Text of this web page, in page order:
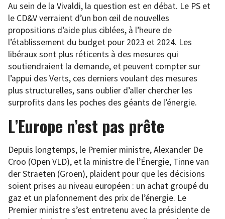
Au sein de la Vivaldi, la question est en débat. Le PS et
le CD&V verraient d’un bon œil de nouvelles
propositions d’aide plus ciblées, à l’heure de
l’établissement du budget pour 2023 et 2024. Les
libéraux sont plus réticents à des mesures qui
soutiendraient la demande, et peuvent compter sur
l’appui des Verts, ces derniers voulant des mesures
plus structurelles, sans oublier d’aller chercher les
surprofits dans les poches des géants de l’énergie.
L’Europe n’est pas prête
Depuis longtemps, le Premier ministre, Alexander De
Croo (Open VLD), et la ministre de l’Énergie, Tinne van
der Straeten (Groen), plaident pour que les décisions
soient prises au niveau européen : un achat groupé du
gaz et un plafonnement des prix de l’énergie. Le
Premier ministre s’est entretenu avec la présidente de